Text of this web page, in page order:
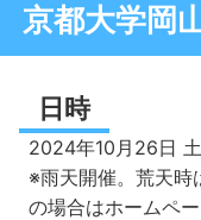
京都大学岡
日時
2024年10月26日
※雨天開催。荒天時
の場合はホームペ